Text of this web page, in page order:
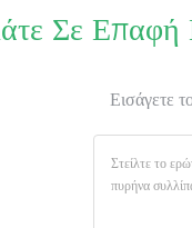
Σε
Εισάγετε